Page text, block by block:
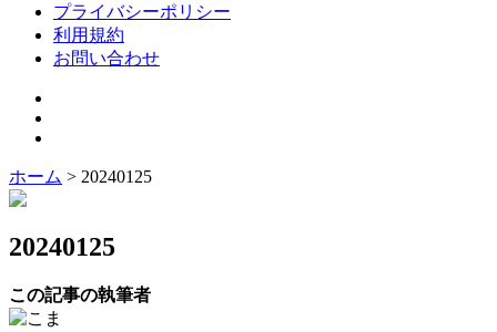
プライバシーポリシー
利用規約
お問い合わせ
ホーム > 20240125
20240125
この記事の執筆者